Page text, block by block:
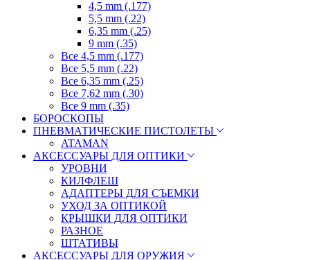
4,5 mm (.177)
5,5 mm (.22)
6,35 mm (.25)
9 mm (.35)
Все 4,5 mm (.177)
Все 5,5 mm (.22)
Все 6,35 mm (.25)
Все 7,62 mm (.30)
Все 9 mm (.35)
БОРОСКОПЫ
ПНЕВМАТИЧЕСКИЕ ПИСТОЛЕТЫ
ATAMAN
АКСЕССУАРЫ ДЛЯ ОПТИКИ
УРОВНИ
КИЛФЛЕШ
АДАПТЕРЫ ДЛЯ СЪЕМКИ
УХОД ЗА ОПТИКОЙ
КРЫШКИ ДЛЯ ОПТИКИ
РАЗНОЕ
ШТАТИВЫ
АКСЕССУАРЫ ДЛЯ ОРУЖИЯ